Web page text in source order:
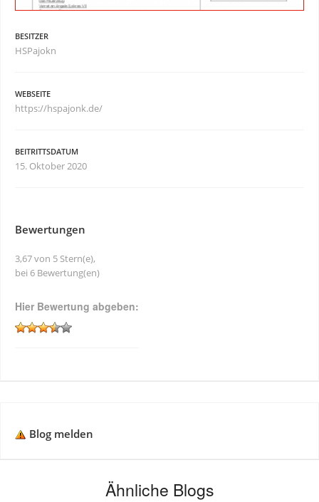
BESITZER
HSPajokn
WEBSEITE
https://hspajonk.de/
BEITRITTSDATUM
15. Oktober 2020
Bewertungen
3,67 von 5 Stern(e),
bei 6 Bewertung(en)
Hier Bewertung abgeben:
Blog melden
Ähnliche Blogs